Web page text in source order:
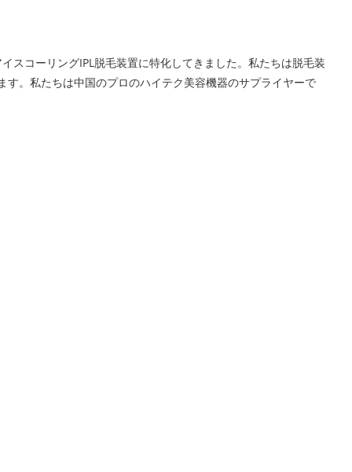
スコーリングIPL脱毛装置に特化してきました。私たちは脱毛装
。私たちは中国のプロのハイテク美容機器のサプライヤーで